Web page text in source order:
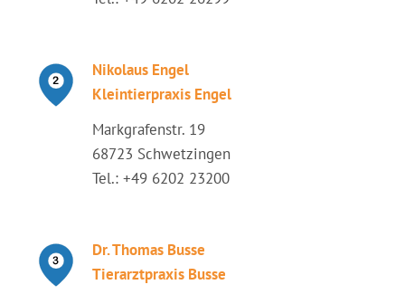
Nikolaus Engel
Kleintierpraxis Engel
Markgrafenstr. 19
68723 Schwetzingen
Tel.: +49 6202 23200
Dr. Thomas Busse
Tierarztpraxis Busse